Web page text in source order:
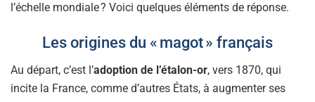
l’échelle mondiale ? Voici quelques éléments de réponse.
Les origines du « magot » français
Au départ, c’est l’adoption de l’étalon-or, vers 1870, qui
incite la France, comme d’autres États, à augmenter ses